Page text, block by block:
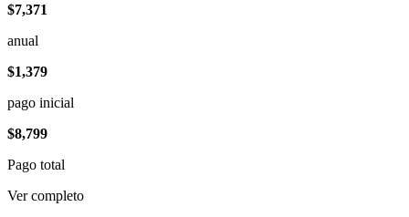
$7,371
anual
$1,379
pago inicial
$8,799
Pago total
Ver completo